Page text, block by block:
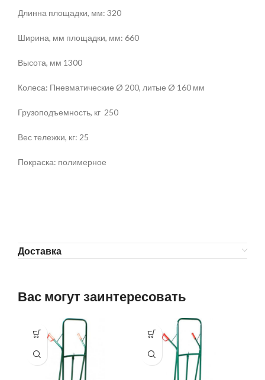
Длинна площадки, мм: 320
Ширина, мм площадки, мм: 660
Высота, мм 1300
Колеса: Пневматические Ø 200, литые Ø 160 мм
Грузоподъемность, кг 250
Вес тележки, кг: 25
Покраска: полимерное
Доставка
Вас могут заинтересовать